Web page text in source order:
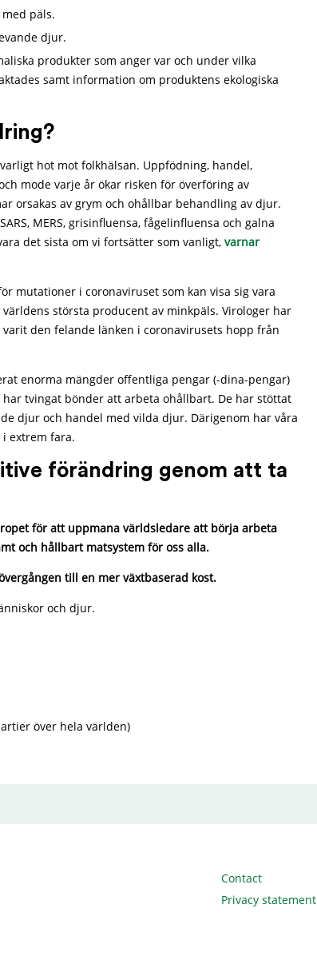
päls.
djur.
produkter som anger var och under vilka
samt information om produktens ekologiska
hot mot folkhälsan. Uppfödning, handel,
mode varje år ökar risken för överföring av
orsakas av grym och ohållbar behandling av djur.
MERS, grisinfluensa, fågelinfluensa och galna
det sista om vi fortsätter som vanligt, varnar
mutationer i coronaviruset som kan visa sig vara
största producent av minkpäls. Virologer har
den felande länken i coronavirusets hopp från
enorma mängder offentliga pengar (-dina-pengar)
tvingat bönder att arbeta ohållbart. De har stöttat
djur och handel med vilda djur. Därigenom har våra
extrem fara.
förändring genom att ta
för att uppmana världsledare att börja arbeta
och hållbart matsystem för oss alla.
till en mer växtbaserad kost.
och djur.
över hela världen)
Contact
Privacy statement